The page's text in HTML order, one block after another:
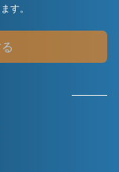
す。